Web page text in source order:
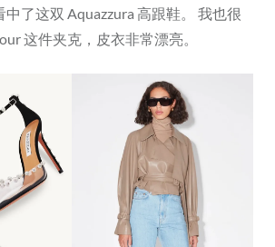
了这双 Aquazzura 高跟鞋。 我也很
这件夹克，皮衣非常漂亮。